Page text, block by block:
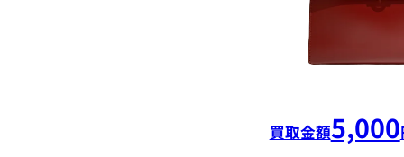
買取金額5,000